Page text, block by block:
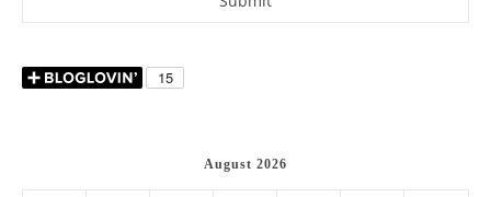
August 2026